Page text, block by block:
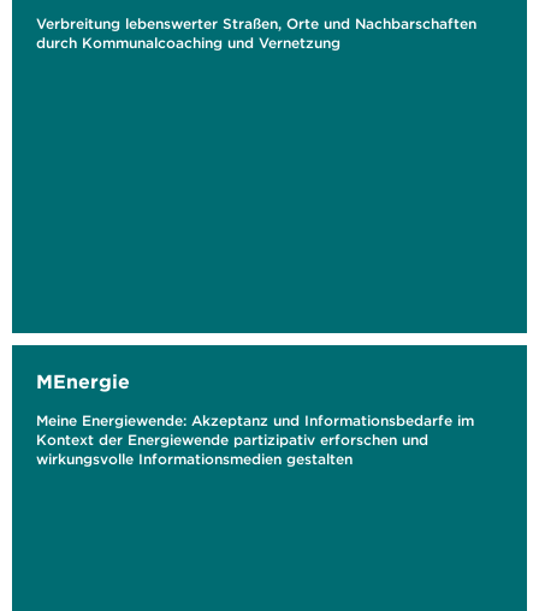
Verbreitung lebenswerter Straßen, Orte und Nachbarschaften
durch Kommunalcoaching und Vernetzung
MEnergie
Meine Energiewende: Akzeptanz und Informationsbedarfe im
Kontext der Energiewende partizipativ erforschen und
wirkungsvolle Informationsmedien gestalten